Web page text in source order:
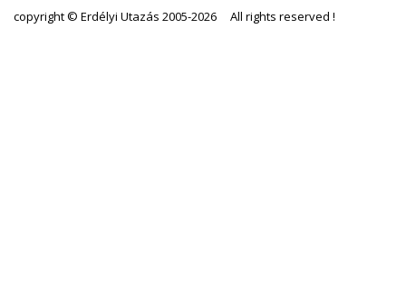
copyright © Erdélyi Utazás 2005-2026 All rights reserved !